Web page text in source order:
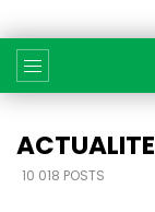
ACTUALITE
10 018 POSTS